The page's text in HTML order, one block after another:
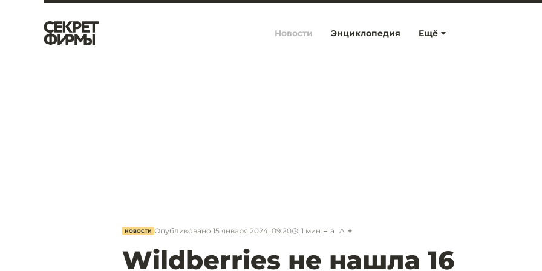
Ещё
Новости Энциклопедия
НОВОСТИ Опубликовано 15 января 2024, 09:20 1 мин. a A
Wildberries не нашла 16